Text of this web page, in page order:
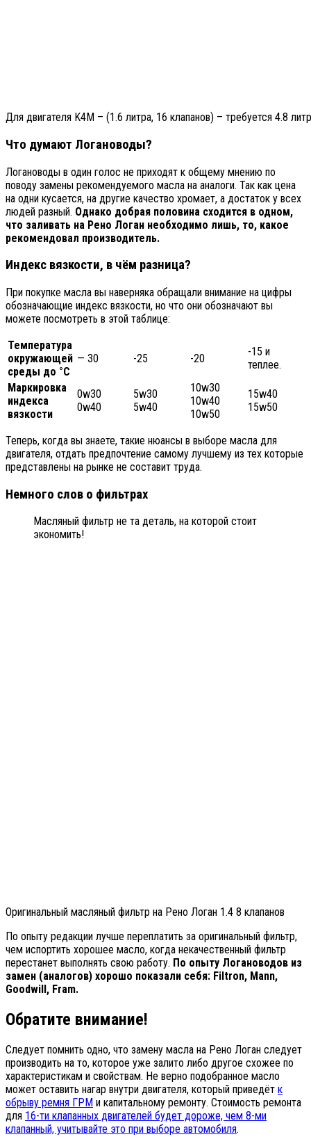
Для двигателя K4M – (1.6 литра, 16 клапанов) – требуется 4.8
Что думают Логановоды?
Логановоды в один голос не приходят к общему мнению по
поводу замены рекомендуемого масла на аналоги. Так как цена
на одни кусается, на другие качество хромает, а достаток у всех
людей разный. Однако добрая половина сходится в одном,
что заливать на Рено Логан необходимо лишь, то, какое
рекомендовал производитель.
Индекс вязкости, в чём разница?
При покупке масла вы наверняка обращали внимание на цифры
обозначающие индекс вязкости, но что они обозначают вы
можете посмотреть в этой таблице:
Температура
окружающей
среды до °C
— 30 -25 -20
-15 и
теплее.
Маркировка
индекса
вязкости
0w30
0w40
5w30
5w40
10w30
10w40
10w50
15w40
15w50
Теперь, когда вы знаете, такие нюансы в выборе масла для
двигателя, отдать предпочтение самому лучшему из тех которые
представлены на рынке не составит труда.
Немного слов о фильтрах
Масляный фильтр не та деталь, на которой стоит
экономить!
Оригинальный масляный фильтр на Рено Логан 1.4 8 клапанов
По опыту редакции лучше переплатить за оригинальный фильтр,
чем испортить хорошее масло, когда некачественный фильтр
перестанет выполнять свою работу. По опыту Логановодов из
замен (аналогов) хорошо показали себя: Filtron, Mann,
Goodwill, Fram.
Обратите внимание!
Следует помнить одно, что замену масла на Рено Логан следует
производить на то, которое уже залито либо другое схожее по
характеристикам и свойствам. Не верно подобранное масло
может оставить нагар внутри двигателя, который приведёт к
обрыву ремня ГРМ и капитальному ремонту. Стоимость ремонта
для 16-ти клапанных двигателей будет дороже, чем 8-ми
клапанный, учитывайте это при выборе автомобиля.